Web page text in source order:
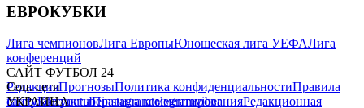
ЕВРОКУБКИ
Лига чемпионовЛига ЕвропыЮношеская лига УЕФАЛига
конференций
САЙТ ФУТБОЛ 24
РедакцияПрогнозыПолитика конфиденциальностиПравила
сайтуКонтактыПравила комментированияРедакционная
Соц. сети
facebookxyoutubeinstagramtelegramviber
УКРАИНА